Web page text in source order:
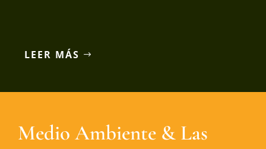
LEER MÁS
Medio Ambiente & Las